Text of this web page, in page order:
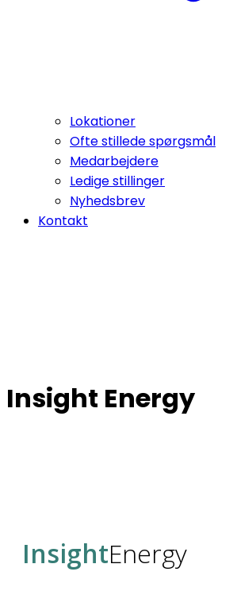
Lokationer
Ofte stillede spørgsmål
Medarbejdere
Ledige stillinger
Nyhedsbrev
Kontakt
Insight Energy
InsightEnergy